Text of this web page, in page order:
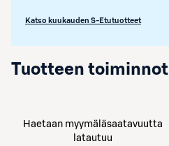
Katso kuukauden S-Etutuotteet
Tuotteen toiminnot
Haetaan myymäläsaatavuutta
latautuu